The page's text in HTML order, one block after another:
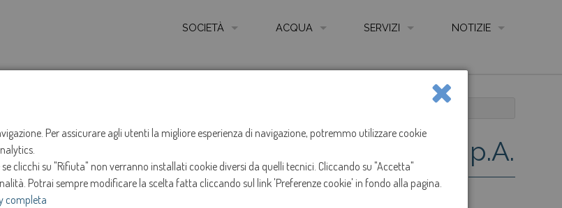
Per assicurare agli utenti la migliore esperienza di navigazione, potremmo utilizzare cookie
clicchi su "Rifiuta" non verranno installati cookie diversi da quelli tecnici. Cliccando su "Accetta"
Potrai sempre modificare la scelta fatta cliccando sul link 'Preferenze cookie' in fondo alla pagina.
completa
SOCIETÀ
MISSIONE
MODELLO DI ORGANIZZAZIONE GESTIONE E CONTROLLO - CODICE ETICO
ACQUA
QUALITÀ DELL'ACQUA
SERVIZI
AUTOLETTURA CONTATORE ONLINE
COME LEGGERE IL CONTATORE
REGOLAMENTO SERVIZIO IDRICO INTEGRATO
CONTATTI, UFFICI, SPORTELLI E ORARI
NOTIZIE
NEWS
Trasformazione di Piave Servizi in S.p.A.
21-ott-2019